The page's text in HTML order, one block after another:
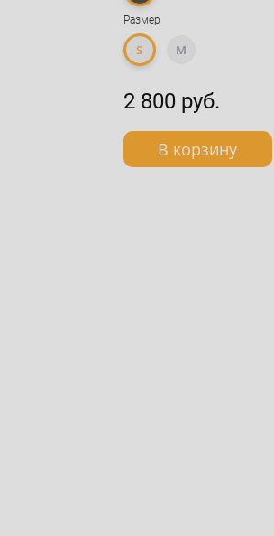
Размер
S M
2 800 руб.
В корзину